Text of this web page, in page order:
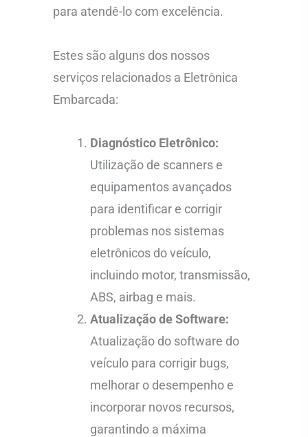
para atendê-lo com excelência.
Estes são alguns dos nossos
serviços relacionados a Eletrônica
Embarcada:
Diagnóstico Eletrônico:
Utilização de scanners e
equipamentos avançados
para identificar e corrigir
problemas nos sistemas
eletrônicos do veículo,
incluindo motor, transmissão,
ABS, airbag e mais.
Atualização de Software:
Atualização do software do
veículo para corrigir bugs,
melhorar o desempenho e
incorporar novos recursos,
garantindo a máxima